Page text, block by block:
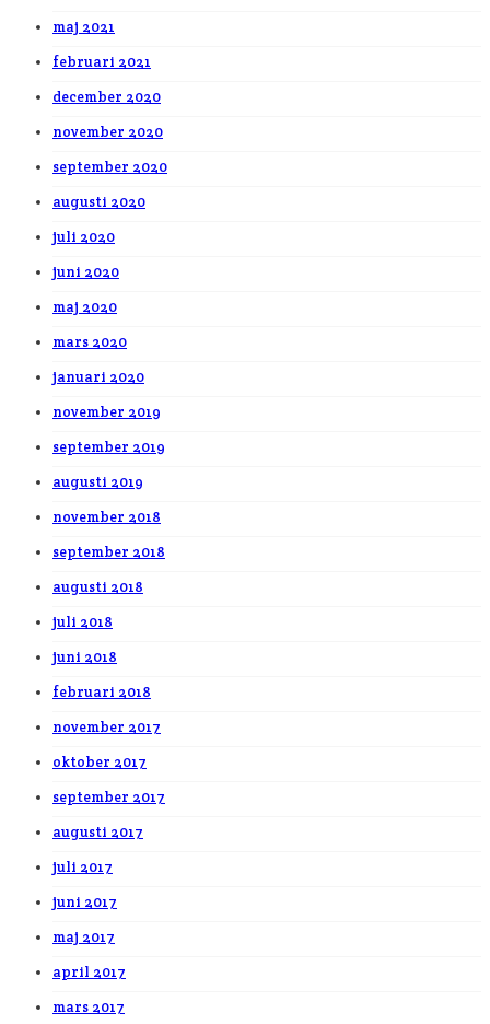
maj 2021
februari 2021
december 2020
november 2020
september 2020
augusti 2020
juli 2020
juni 2020
maj 2020
mars 2020
januari 2020
november 2019
september 2019
augusti 2019
november 2018
september 2018
augusti 2018
juli 2018
juni 2018
februari 2018
november 2017
oktober 2017
september 2017
augusti 2017
juli 2017
juni 2017
maj 2017
april 2017
mars 2017